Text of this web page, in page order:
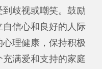
歧视或嘲笑。鼓励
信心和良好的人际
理健康，保持积极
满爱和支持的家庭